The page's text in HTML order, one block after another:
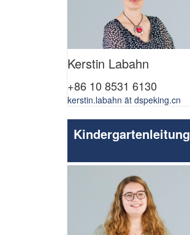
Kerstin Labahn
+86 10 8531 6130
kerstin.labahn ät dspeking.cn
Kindergartenleitung